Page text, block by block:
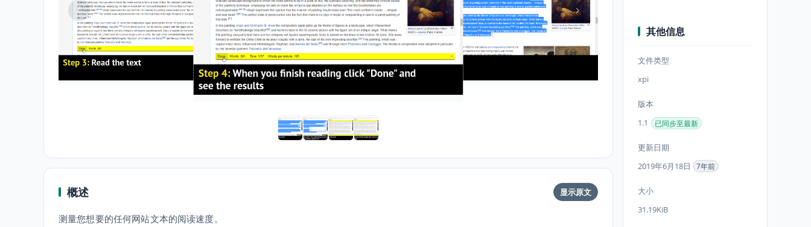
概述 显示原文
测量您想要的任何网站文本的阅读速度。
其他信息
文件类型
xpi
版本
1.1
已同步至最新
更新日期
2019年6月18日
7年前
大小
31.19KiB